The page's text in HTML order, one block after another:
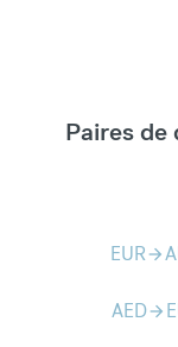
Paires de
EURarrow_forward
AEDarrow_forward